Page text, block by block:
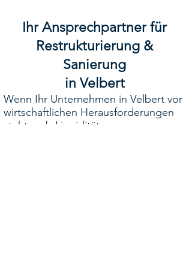
Ihr Ansprechpartner für
Restrukturierung &
Sanierung
in Velbert
Wenn Ihr Unternehmen in Velbert vor
wirtschaftlichen Herausforderungen
steht – ob Liquiditätsengpass,